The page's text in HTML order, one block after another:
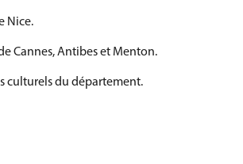
Nice.
Cannes, Antibes et Menton.
culturels du département.